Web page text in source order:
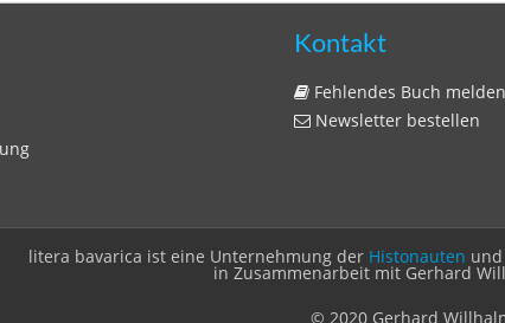
Kontakt
Fehlendes Buch melden
Newsletter bestellen
litera bavarica ist eine Unternehmung der Histonauten
in Zusammenarbeit mit Gerhard
© 2020 Gerhard